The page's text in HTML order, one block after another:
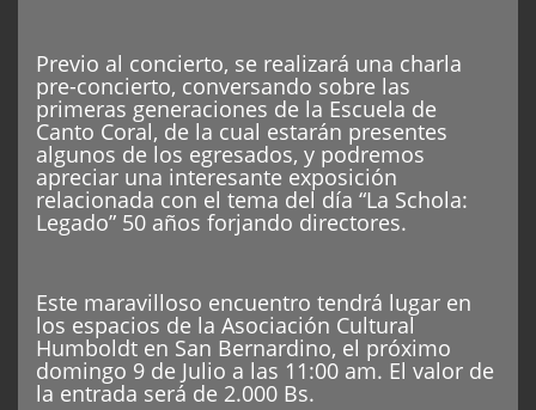
Previo al concierto, se realizará una charla
pre-concierto, conversando sobre las
primeras generaciones de la Escuela de
Canto Coral, de la cual estarán presentes
algunos de los egresados, y podremos
apreciar una interesante exposición
relacionada con el tema del día “La Schola:
Legado” 50 años forjando directores.
Este maravilloso encuentro tendrá lugar en
los espacios de la Asociación Cultural
Humboldt en San Bernardino, el próximo
domingo 9 de Julio a las 11:00 am. El valor de
la entrada será de 2.000 Bs.